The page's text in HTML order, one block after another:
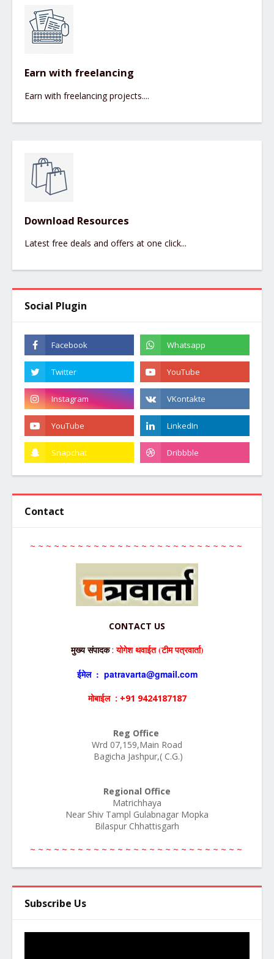
Earn with freelancing
Earn with freelancing projects....
Download Resources
Latest free deals and offers at one click...
Social Plugin
Contact
~ ~ ~ ~ ~ ~ ~ ~ ~ ~ ~ ~ ~ ~ ~ ~ ~ ~ ~ ~ ~ ~ ~ ~ ~ ~ ~
CONTACT US
मुख्य संपादक:योगेश थवाईत (टीम पत्रवार्ता)
ईमेल : patravarta@gmail.com
मोबाईल : +91 9424187187
Reg Office
Wrd 07,159,Main Road
Bagicha Jashpur,( C.G.)
Regional Office
Matrichhaya
Near Shiv Tampl Gulabnagar Mopka
Bilaspur Chhattisgarh
~ ~ ~ ~ ~ ~ ~ ~ ~ ~ ~ ~ ~ ~ ~ ~ ~ ~ ~ ~ ~ ~ ~ ~ ~ ~ ~
Subscribe Us